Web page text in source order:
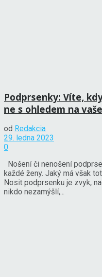
Podprsenky: Víte,
ne s ohledem na
od Redakcia
29. ledna 2023
0
Nošení či nenošení
každé ženy. Jaký má však
Nosit podprsenku je zvyk,
nikdo nezamýšlí,...